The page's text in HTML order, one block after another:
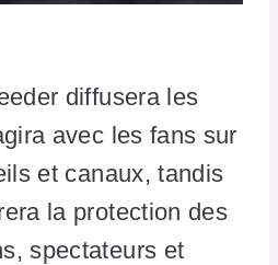
diffusera les
avec les fans sur
et canaux, tandis
la protection des
spectateurs et